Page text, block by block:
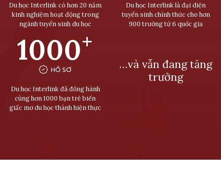
Du học Interlink có hơn 20 năm
kinh nghiệm hoạt động trong
ngành tuyển sinh du học
Du học Interlink là đại diện
tuyển sinh chính thức cho hơn
900 trường từ 6 quốc gia
1000+
HỒ SƠ
Du học Interlink đã đồng hành
cùng hơn 1000 bạn trẻ biến
giấc mơ du học thành hiện thực
…và vẫn đang tăng
trưởng